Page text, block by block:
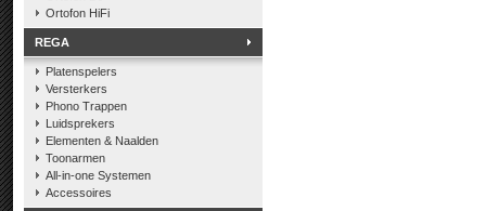
Ortofon HiFi
REGA
Platenspelers
Versterkers
Phono Trappen
Luidsprekers
Elementen & Naalden
Toonarmen
All-in-one Systemen
Accessoires